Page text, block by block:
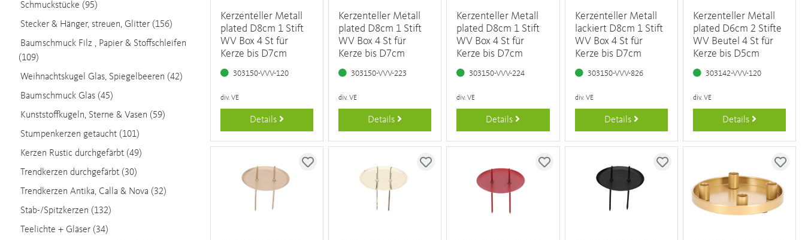
Schmuckstücke (95)
Stecker & Hänger, streuen, Glitter (156)
Baumschmuck Filz , Papier & Stoffschleifen
(109)
Weihnachtskugel Glas, Spiegelbeeren (42)
Baumschmuck Glas (45)
Kunststoffkugeln, Sterne & Vasen (59)
Stumpenkerzen getaucht (101)
Kerzen Rustic durchgefärbt (49)
Trendkerzen durchgefärbt (30)
Trendkerzen Antika, Calla & Nova (32)
Stab-/Spitzkerzen (132)
Teelichte + Gläser (34)
Kerzenteller Metall
plated D8cm 1 Stift
WV Box 4 St für
Kerze bis D7cm
303150-VVV-120
div. VE
Details
Kerzenteller Metall
plated D8cm 1 Stift
WV Box 4 St für
Kerze bis D7cm
303150-VVV-223
div. VE
Details
Kerzenteller Metall
plated D8cm 1 Stift
WV Box 4 St für
Kerze bis D7cm
303150-VVV-224
div. VE
Details
Kerzenteller Metall
lackiert D8cm 1 Stift
WV Box 4 St für
Kerze bis D7cm
303150-VVV-826
div. VE
Details
Kerzenteller Metall
plated D6cm 2 Stifte
WV Beutel 4 St für
Kerze bis D5cm
303142-VVV-120
div. VE
Details